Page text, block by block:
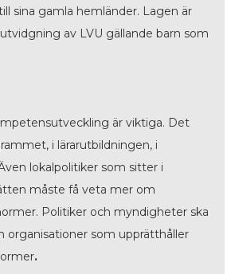
sina gamla hemländer. Lagen är
av LVU gällande barn som
är viktiga. Det
i lärarutbildningen, i
lokalpolitiker som sitter i
måste få veta mer om
Politiker och myndigheter ska
organisationer som upprätthåller
.